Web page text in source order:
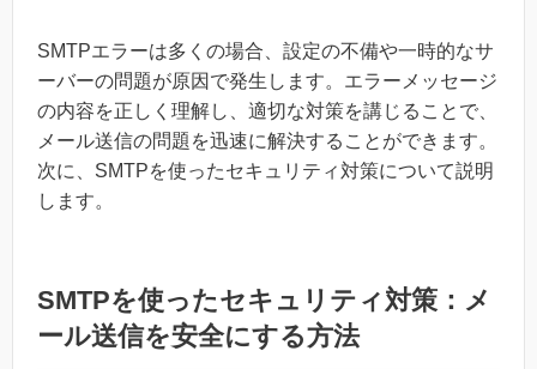
SMTPエラーは多くの場合、設定の不備や一時的なサ
ーバーの問題が原因で発生します。エラーメッセージ
の内容を正しく理解し、適切な対策を講じることで、
メール送信の問題を迅速に解決することができます。
次に、SMTPを使ったセキュリティ対策について説明
します。
SMTPを使ったセキュリティ対策：メ
ール送信を安全にする方法